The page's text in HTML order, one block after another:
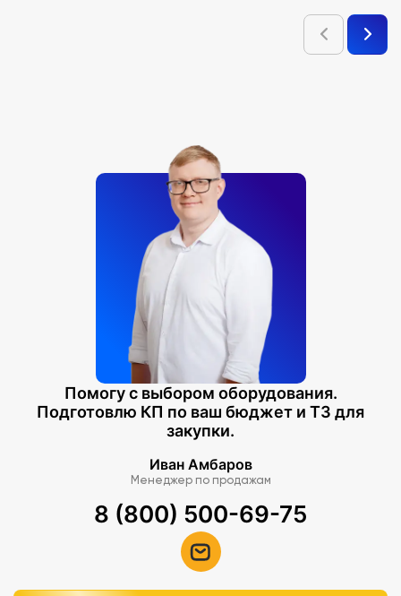
7. Индийский океан. Физическая карта
8. Индийский океан. Комплексная карта
9. Атлантический океан. Физическая карта
10. Атлантический океан. Комплексная карта
11. Северный Ледовитый океан. Физическая карта
12. Северный Ледовитый океан. Комплексная карта
Помогу с выбором оборудования.
Подготовлю КП по ваш бюджет и ТЗ для
закупки.
Иван Амбаров
Менеджер по продажам
8 (800) 500-69-75